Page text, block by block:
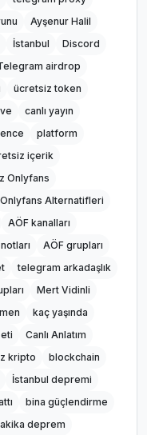
Ayşenur Halil
İstanbul
Discord
airdrop
ücretsiz token
canlı yayın
platform
içerik
Onlyfans
Onlyfans Alternatifleri
AÖF kanalları
AÖF grupları
telegram arkadaşlık
Mert Vidinli
kaç yaşında
Canlı Anlatım
kripto
blockchain
İstanbul depremi
bina güçlendirme
deprem